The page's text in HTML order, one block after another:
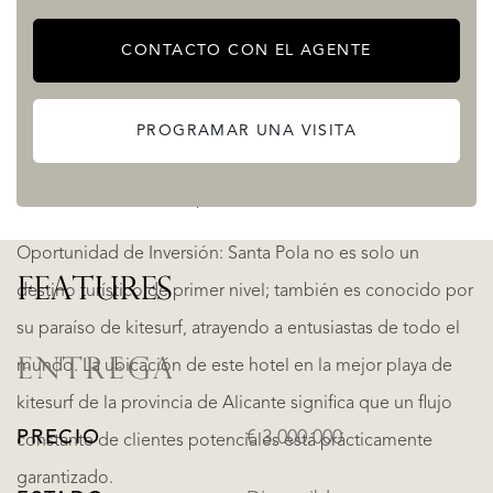
pan comido con un ascensor moderno a tu servicio.
Conveniencia de Estacionamiento: Los huéspedes
apreciarán el estacionamiento en el lugar, una
ventaja valiosa en un pueblo costero donde el
Oportunidad de Inversión: Santa Pola no es solo un
destino turístico de primer nivel; también es conocido por
su paraíso de kitesurf, atrayendo a entusiastas de todo el
mundo. La ubicación de este hotel en la mejor playa de
kitesurf de la provincia de Alicante significa que un flujo
constante de clientes potenciales está prácticamente
garantizado.
CONTACTO CON EL AGENTE
PROGRAMAR UNA VISITA
FEATURES
ENTREGA
PRECIO € 3.000.000